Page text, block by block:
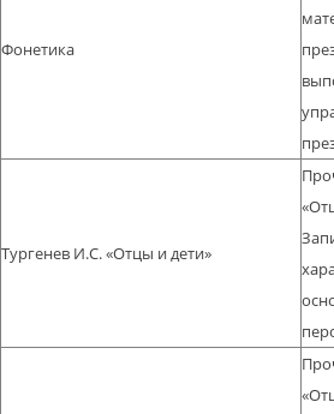
Фонетика
Тургенев И.С. «Отцы и дети»